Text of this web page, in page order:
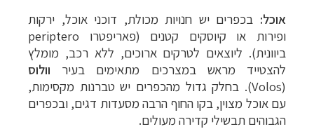
אוכל: בכפרים יש חנויות מכולת, דוכני אוכל, ירקות
ופירות או קיוסקים קטנים (
פאריפטרו periptero
ביוונית). ליוצאים לטרקים ארוכים, ללא רכב, מומלץ
להצטייד מראש במצרכים מתאימים בעיר וולוס
(
Volos). בחלק גדול מהכפרים יש טברנות מקסימות,
עם אוכל מצוין, בקו החוף הרבה מסעדות דגים, ובכפרים
הגבוהים תבשילי קדירה מעולים.